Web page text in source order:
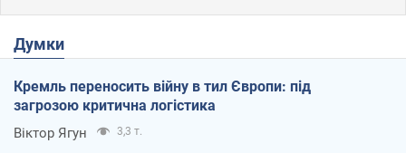
Думки
Кремль переносить війну в тил Європи: під
загрозою критична логістика
Віктор Ягун 3,3 т.